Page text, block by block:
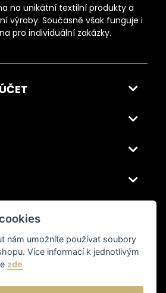
na unikátní textilní produkty a
výroby. Současně však funguje i
pro individuální zakázky.
s.r.o. Vytvořilo INIZIO Internet Media s.r.o.|
nastavení cookies
nám umožníte používat soubory
k jednotlivým
zde